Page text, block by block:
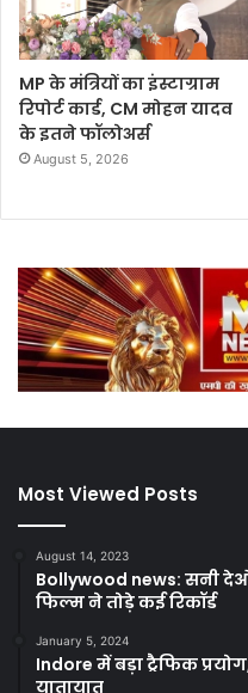
MP के मंत्रियों का इंस्टाग्राम
रिपोर्ट कार्ड, CM मोहन यादव
के इतने फॉलोअर्स
August 5, 2026
Most Viewed Posts
August 14, 2023
Bollywood news: सनी
फिल्म ने तोड़े कई रिकॉर्ड
January 5, 2024
Indore में बड़ा ट्रैफिक
यातायात